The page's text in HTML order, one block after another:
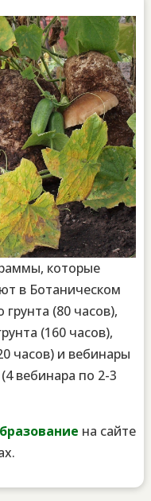
которые
в Ботаническом
(80 часов),
(160 часов),
часов) и вебинары
вебинара по 2-3
на сайте